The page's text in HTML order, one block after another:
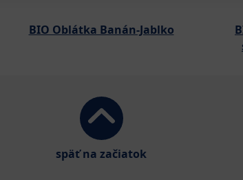
BIO Oblátka Banán-Jablko
späť na začiatok